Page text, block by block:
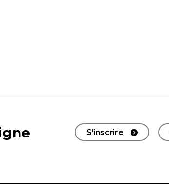
S'inscrire